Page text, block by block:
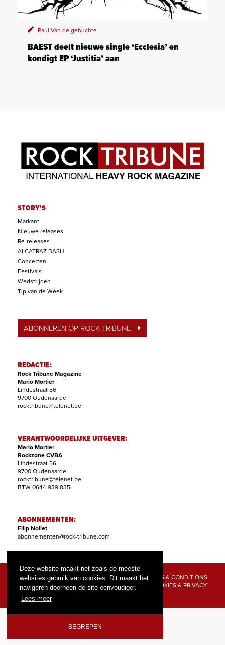
Deze website maakt net zoals de meeste
websites gebruik van cookies. Dit maakt het
navigeren doorheen de site eenvoudiger.
Lees meer
BEGREPEN
Paul Van de gehuchte
BAEST deelt nieuwe single ‘Ecclesia’ en
kondigt EP ‘Justitia’ aan
STORY'S
Markant
Nieuwe releases
Re-releases
ALCATRAZ BASH
Concerten
Festivals
Wedstrijden
Tip van de Week
ABONNEREN OP ROCK TRIBUNE
REDACTIE:
Rock Tribune Magazine
Mario Mortier
Lindestraat 56
9700 Oudenaarde
rocktribune@telenet.be
VERANTWOORDELIJKE UITGEVER:
Mario Mortier
Rockzone CVBA
Lindestraat 56
9700 Oudenaarde
rocktribune@telenet.be
BTW 0644.939.835
ABONNEMENTEN:
Filip Nollet
abonnementen@rock-tribune.com
TERMS & CONDITIONS
COOKIES & PRIVACY